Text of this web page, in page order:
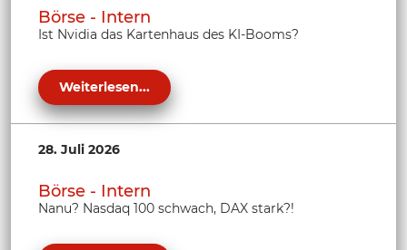
Börse - Intern
Ist Nvidia das Kartenhaus des KI-Booms?
Weiterlesen...
28. Juli 2026
Börse - Intern
Nanu? Nasdaq 100 schwach, DAX stark?!